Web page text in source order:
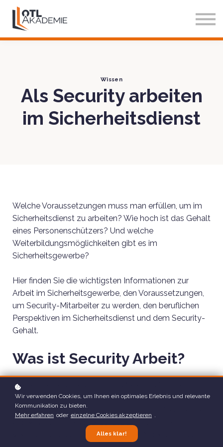
Wissen
Als Security arbeiten
im Sicherheitsdienst
Welche Voraussetzungen muss man erfüllen, um im
Sicherheitsdienst zu arbeiten? Wie hoch ist das Gehalt
eines Personenschützers? Und welche
Weiterbildungsmöglichkeiten gibt es im
Sicherheitsgewerbe?
Hier finden Sie die wichtigsten Informationen zur
Arbeit im Sicherheitsgewerbe, den Voraussetzungen,
um Security-Mitarbeiter zu werden, den beruflichen
Perspektiven im Sicherheitsdienst und dem Security-
Gehalt.
Was ist Security Arbeit?
Der Sicherheitsdienst, auch als “Security” bezeichnet,
ist ein Überbegriff für sämtliche Dienstleistungen im
Bewachungsgewerbe. Hierzu zählt zum Beispiel der
Veranstaltungsschutz. Die Security Arbeit umfasst
Wir verwenden Cookies, um Ihnen ein optimales Erlebnis und relevante
Kommunikation zu bieten.
Mehr erfahren oder einzelne Cookies akzeptieren .
Alles klar!